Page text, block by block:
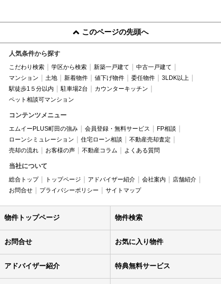
このページの先頭へ
人気条件から探す
こだわり検索 学区から検索 新築一戸建て
中古一戸建て
マンション
土地 新着物件 値下げ物件 委任物件
3LDK以上
駅徒歩1５分以内
駐車場2台
カウンターキッチン
ペット相談可マンション
コンテンツメニュー
エムイーPLUS町田の強み 会員登録・無料サービス
FP相談
ローンシミュレーション
住宅ローン相談
不動産売却査定
売却の流れ
お客様の声 不動産コラム よくある質問
当社について
総合トップ トップページ アドバイザー紹介 会社案内
店舗紹介
お問合せ
プライバシーポリシー サイトマップ
物件トップページ 物件検索
お問合せ お気に入り物件
アドバイザー紹介 特典無料サービス